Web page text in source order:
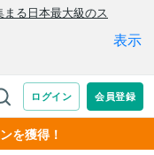
を獲得！